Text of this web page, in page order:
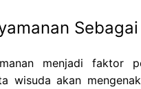
menjadi faktor
wisuda akan